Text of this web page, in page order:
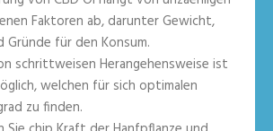
Faktoren ab, darunter Gewicht,
Gründe für den Konsum.
schrittweisen Herangehensweise ist
welchen für sich optimalen
zu finden.